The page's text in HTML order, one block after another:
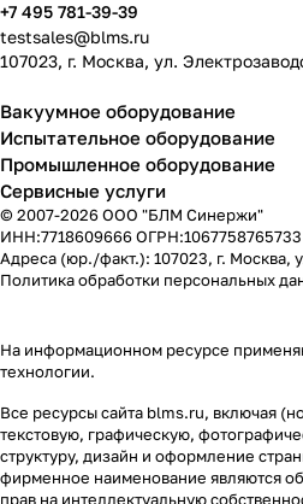
+7 495 781-39-39
testsales@blms.ru
107023, г. Москва, ул.
Вакуумное оборудование
Испытательное оборудование
Промышленное оборудование
Сервисные услуги
© 2007-2026 ООО "БЛМ Синержи"
ИНН:7718609666 ОГРН:1067758765733
Адреса (юр./факт.): 107023, г. Москва,
Политика обработки персональных
На информационном ресурсе
технологии.
Все ресурсы сайта blms.ru, включая
текстовую, графическую,
структуру, дизайн и оформление
фирменное наименование являются
прав на интеллектуальную